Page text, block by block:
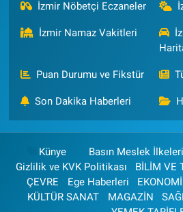
İzmir Nöbetçi Eczaneler
İzmir Namaz Vakitleri
Puan Durumu ve Fikstür
Son Dakika Haberleri
Künye Basın Meslek İlkeleri
Gizlilik ve KVK Politikası
BİLİM VE
ÇEVRE
Ege Haberleri EKONOMİ
KÜLTÜR SANAT
MAGAZİN